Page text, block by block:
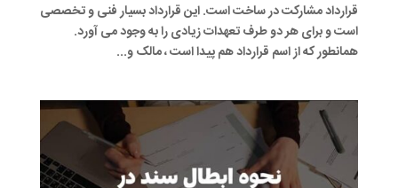
قرارداد مشارکت در ساخت است. این قرارداد بسیار فنی و تخصصی
است و برای هر دو طرف تعهدات زیادی را به وجود می آورد.
همانطور که از اسم قرارداد هم پیدا است ، مالک و...